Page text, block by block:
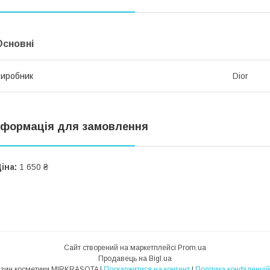
Dior
для замовлення
1 650 ₴
Сайт створений на маркетплейсі Prom.ua
Продавець на Bigl.ua